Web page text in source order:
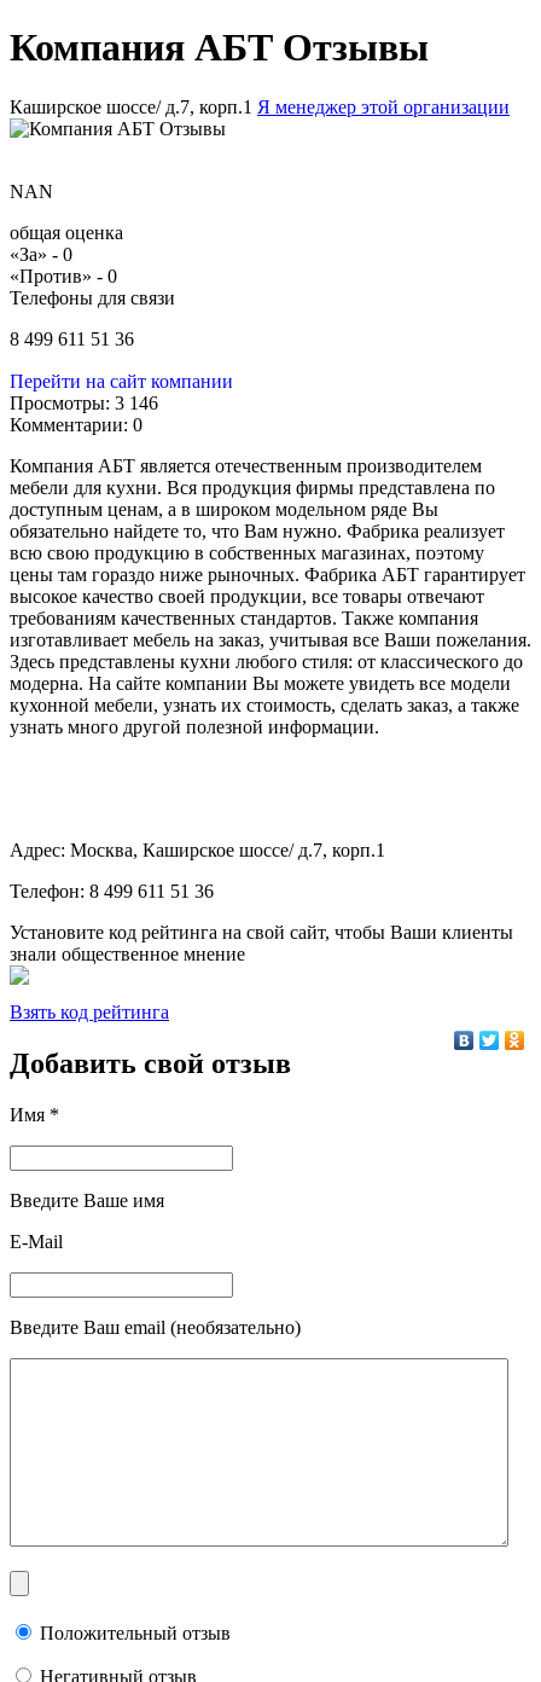
Компания АБТ Отзывы
Каширское шоссе/ д.7, корп.1 Я менеджер этой организации
NAN
общая оценка
«За» - 0
«Против» - 0
Телефоны для связи
8 499 611 51 36
Перейти на сайт компании
Просмотры: 3 146
Комментарии: 0
Компания АБТ является отечественным производителем
мебели для кухни. Вся продукция фирмы представлена по
доступным ценам, а в широком модельном ряде Вы
обязательно найдете то, что Вам нужно. Фабрика реализует
всю свою продукцию в собственных магазинах, поэтому
цены там гораздо ниже рыночных. Фабрика АБТ гарантирует
высокое качество своей продукции, все товары отвечают
требованиям качественных стандартов. Также компания
изготавливает мебель на заказ, учитывая все Ваши пожелания.
Здесь представлены кухни любого стиля: от классического до
модерна. На сайте компании Вы можете увидеть все модели
кухонной мебели, узнать их стоимость, сделать заказ, а также
узнать много другой полезной информации.
Адрес: Москва, Каширское шоссе/ д.7, корп.1
Телефон: 8 499 611 51 36
Установите код рейтинга на свой сайт, чтобы Ваши клиенты
знали общественное мнение
Взять код рейтинга
Добавить свой отзыв
Имя *
Введите Ваше имя
E-Mail
Введите Ваш email (необязательно)
Положительный отзыв
Негативный отзыв